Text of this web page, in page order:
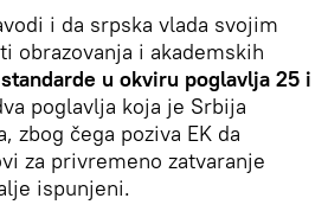
i da srpska vlada svojim
obrazovanja i akademskih
u okviru poglavlja 25 i
poglavlja koja je Srbija
zbog čega poziva EK da
za privremeno zatvaranje
ispunjeni.